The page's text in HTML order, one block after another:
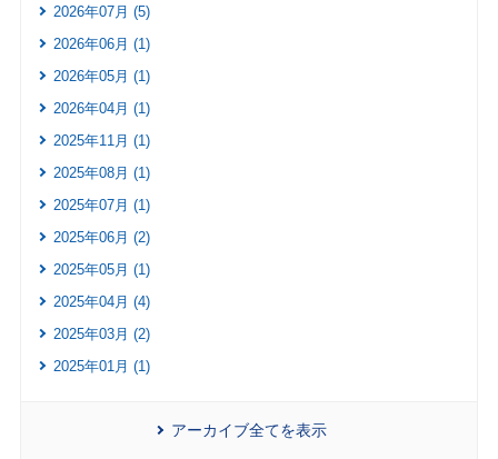
2026年07月 (5)
2026年06月 (1)
2026年05月 (1)
2026年04月 (1)
2025年11月 (1)
2025年08月 (1)
2025年07月 (1)
2025年06月 (2)
2025年05月 (1)
2025年04月 (4)
2025年03月 (2)
2025年01月 (1)
アーカイブ全てを表示